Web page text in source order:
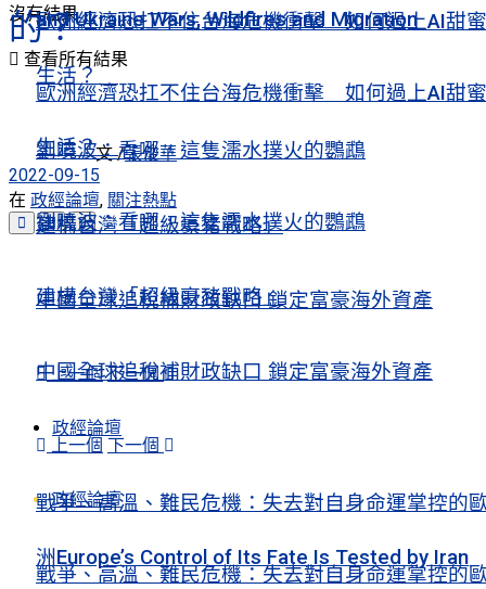
歐洲經濟恐扛不住台海危機衝擊 如何過上AI甜蜜
生活？
劉曉波：看哪，這隻濡水撲火的鸚鵡
建構台灣「超級豪豬戰略」
中國全球追稅補財政缺口 鎖定富豪海外資產
上一個 下一個
政經論壇
戰爭、高溫、難民危機：失去對自身命運掌控的
洲Europe’s Control of Its Fate Is Tested by Iran
and Ukraine Wars, Wildfires and Migration
歐洲經濟恐扛不住台海危機衝擊 如何過上AI甜蜜
生活？
劉曉波：看哪，這隻濡水撲火的鸚鵡
建構台灣「超級豪豬戰略」
中國全球追稅補財政缺口 鎖定富豪海外資產
上一個 下一個
政經論壇
戰爭、高溫、難民危機：失去對自身命運掌控的
沒有結果
查看所有結果
的？
文 /張俊華
2022-09-15
在 政經論壇, 關注熱點